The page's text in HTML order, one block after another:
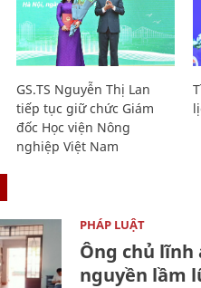
GS.TS Nguyễn Thị Lan
tiếp tục giữ chức Giám
đốc Học viện Nông
nghiệp Việt Nam
PHÁP LUẬT
Ông chủ
nguyền lầm